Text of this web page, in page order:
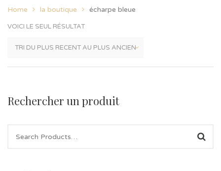
Home la boutique écharpe bleue
VOICI LE SEUL RÉSULTAT
Rechercher un produit